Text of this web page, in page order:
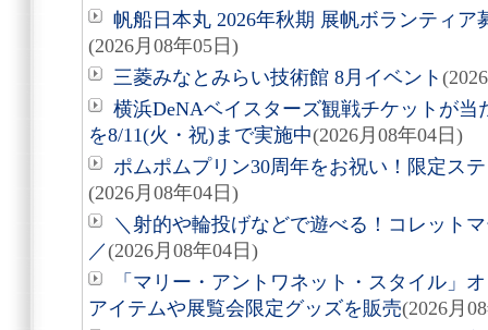
帆船日本丸 2026年秋期 展帆ボランティア
(2026月08年05日)
三菱みなとみらい技術館 8月イベント
横浜DeNAベイスターズ観戦チケットが
を8/11(火・祝)まで実施中(2026月08年04日)
ポムポムプリン30周年をお祝い！限定ス
(2026月08年04日)
＼射的や輪投げなどで遊べる！コレット
／(2026月08年04日)
「マリー・アントワネット・スタイル」
アイテムや展覧会限定グッズを販売(2026月